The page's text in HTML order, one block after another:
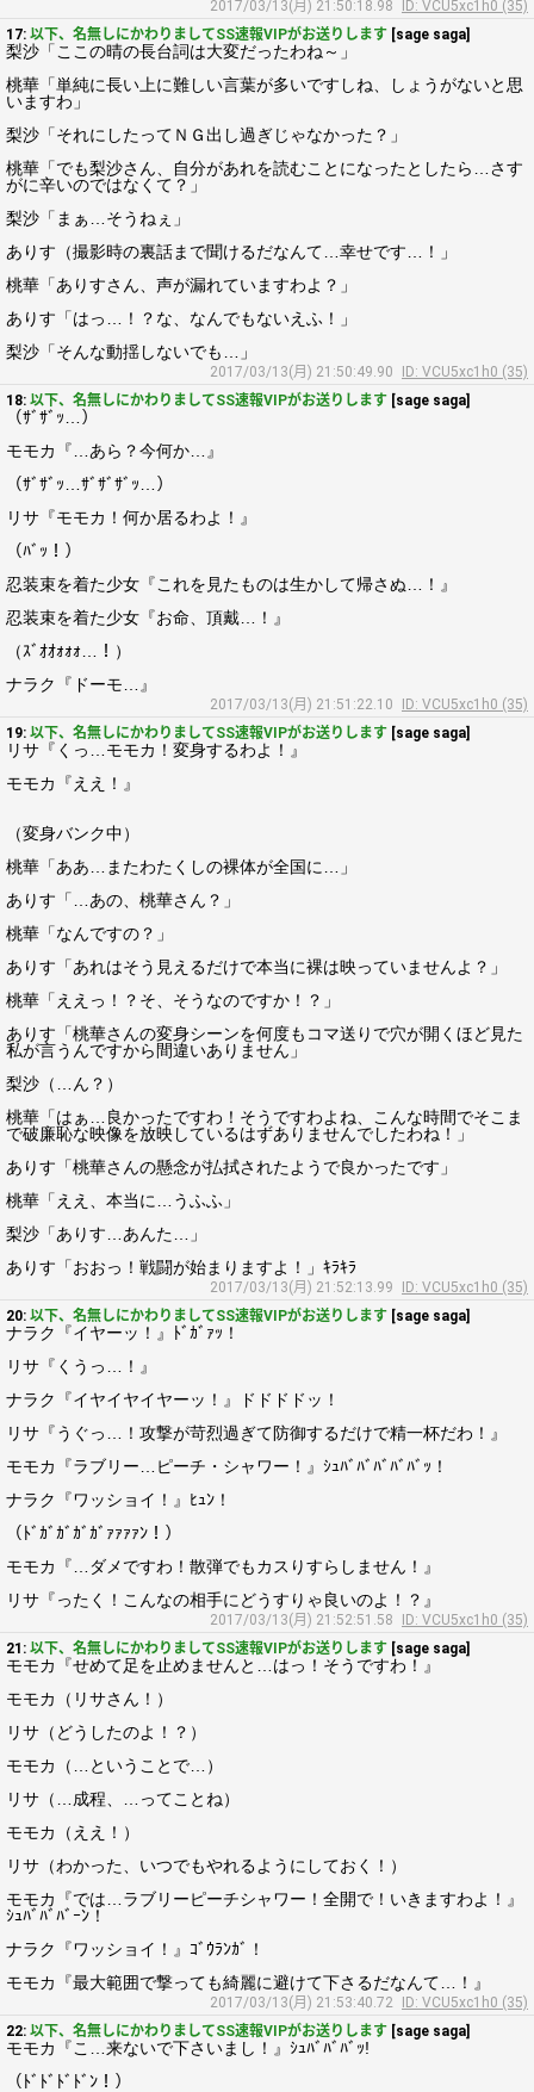
2017/03/13(月) 21:50:18.98
ID: VCU5xc1h0 (35)
17: 以下、名無しにかわりましてSS速報VIPがお送りします [sage saga]
梨沙「ここの晴の長台詞は大変だったわね～」
桃華「単純に長い上に難しい言葉が多いですしね、しょうがないと思
いますわ」
梨沙「それにしたってＮＧ出し過ぎじゃなかった？」
桃華「でも梨沙さん、自分があれを読むことになったとしたら…さす
がに辛いのではなくて？」
梨沙「まぁ…そうねぇ」
ありす（撮影時の裏話まで聞けるだなんて…幸せです…！」
桃華「ありすさん、声が漏れていますわよ？」
ありす「はっ…！？な、なんでもないえふ！」
梨沙「そんな動揺しないでも…」
2017/03/13(月) 21:50:49.90
ID: VCU5xc1h0 (35)
18: 以下、名無しにかわりましてSS速報VIPがお送りします [sage saga]
（ｻﾞｻﾞｯ…）
モモカ『…あら？今何か…』
（ｻﾞｻﾞｯ…ｻﾞｻﾞｻﾞｯ…）
リサ『モモカ！何か居るわよ！』
（ﾊﾞｯ！）
忍装束を着た少女『これを見たものは生かして帰さぬ…！』
忍装束を着た少女『お命、頂戴…！』
（ｽﾞｵｵｫｫｫ…！）
ナラク『ドーモ…』
2017/03/13(月) 21:51:22.10
ID: VCU5xc1h0 (35)
19: 以下、名無しにかわりましてSS速報VIPがお送りします [sage saga]
リサ『くっ…モモカ！変身するわよ！』
モモカ『ええ！』
（変身バンク中）
桃華「ああ…またわたくしの裸体が全国に…」
ありす「…あの、桃華さん？」
桃華「なんですの？」
ありす「あれはそう見えるだけで本当に裸は映っていませんよ？」
桃華「ええっ！？そ、そうなのですか！？」
ありす「桃華さんの変身シーンを何度もコマ送りで穴が開くほど見た
私が言うんですから間違いありません」
梨沙（…ん？）
桃華「はぁ…良かったですわ！そうですわよね、こんな時間でそこま
で破廉恥な映像を放映しているはずありませんでしたわね！」
ありす「桃華さんの懸念が払拭されたようで良かったです」
桃華「ええ、本当に…うふふ」
梨沙「ありす…あんた…」
ありす「おおっ！戦闘が始まりますよ！」ｷﾗｷﾗ
2017/03/13(月) 21:52:13.99
ID: VCU5xc1h0 (35)
20: 以下、名無しにかわりましてSS速報VIPがお送りします [sage saga]
ナラク『イヤーッ！』ﾄﾞｶﾞｧｯ！
リサ『くうっ…！』
ナラク『イヤイヤイヤーッ！』ドドドドッ！
リサ『うぐっ…！攻撃が苛烈過ぎて防御するだけで精一杯だわ！』
モモカ『ラブリー…ピーチ・シャワー！』ｼｭﾊﾞﾊﾞﾊﾞﾊﾞﾊﾞｯ！
ナラク『ワッショイ！』ﾋｭﾝ！
（ﾄﾞｶﾞｶﾞｶﾞｶﾞｧｧｧｧﾝ！）
モモカ『…ダメですわ！散弾でもカスりすらしません！』
リサ『ったく！こんなの相手にどうすりゃ良いのよ！？』
2017/03/13(月) 21:52:51.58
ID: VCU5xc1h0 (35)
21: 以下、名無しにかわりましてSS速報VIPがお送りします [sage saga]
モモカ『せめて足を止めませんと…はっ！そうですわ！』
モモカ（リサさん！）
リサ（どうしたのよ！？）
モモカ（…ということで…）
リサ（…成程、…ってことね）
モモカ（ええ！）
リサ（わかった、いつでもやれるようにしておく！）
モモカ『では…ラブリーピーチシャワー！全開で！いきますわよ！』
ｼｭﾊﾞﾊﾞﾊﾞｰﾝ！
ナラク『ワッショイ！』ｺﾞｳﾗﾝｶﾞ！
モモカ『最大範囲で撃っても綺麗に避けて下さるだなんて…！』
2017/03/13(月) 21:53:40.72
ID: VCU5xc1h0 (35)
22: 以下、名無しにかわりましてSS速報VIPがお送りします [sage saga]
モモカ『こ…来ないで下さいまし！』ｼｭﾊﾞﾊﾞﾊﾞｯ!
（ﾄﾞﾄﾞﾄﾞﾄﾞﾝ！）